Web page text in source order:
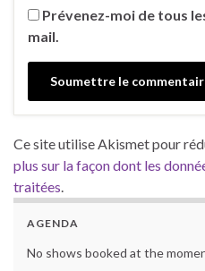
Prévenez-moi de tous
mail.
Ce site utilise Akismet pour
plus sur la façon dont les
traitées.
AGENDA
No shows booked at the